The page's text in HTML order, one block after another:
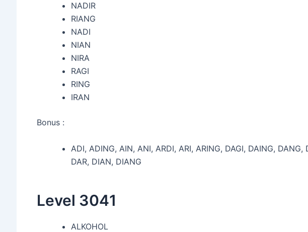
NADIR
RIANG
NADI
NIAN
NIRA
RAGI
RING
IRAN
Bonus :
ADI, ADING, AIN, ANI, ARDI, ARI, ARING, DAGI, DAING, DANG,
DAR, DIAN, DIANG
Level 3041
ALKOHOL